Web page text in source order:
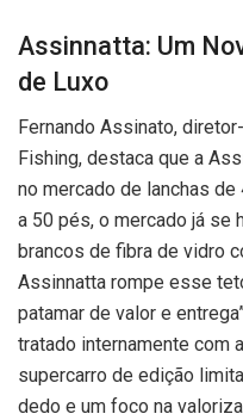
Assinnatta: Um
de Luxo
Fernando Assinato,
Fishing, destaca que a
no mercado de lanchas
a 50 pés, o mercado já se
brancos de fibra de vidro
Assinnatta rompe esse
patamar de valor e
tratado internamente com
supercarro de edição
dedo e um foco na